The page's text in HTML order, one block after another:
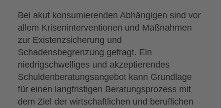
Bei akut konsumierenden Abhängigen sind vor
allem Kriseninterventionen und Maßnahmen
zur Existenzsicherung und
Schadensbegrenzung gefragt. Ein
niedrigschwelliges und akzeptierendes
Schuldenberatungsangebot kann Grundlage
für einen langfristigen Beratungsprozess mit
dem Ziel der wirtschaftlichen und beruflichen